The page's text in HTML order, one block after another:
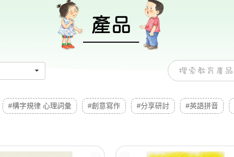
產品
#構字規律 心理詞彙 #創意寫作 #分享研討 #英語拼音